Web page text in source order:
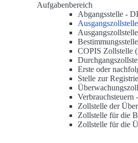
Aufgabenbereich
Abgangsstelle -
Ausgangszollstelle
COPIS Zollstelle
Erste oder
Stelle zur
Verbrauchsteuern -
Zollstelle der
Zollstelle für die
Zollstelle für die